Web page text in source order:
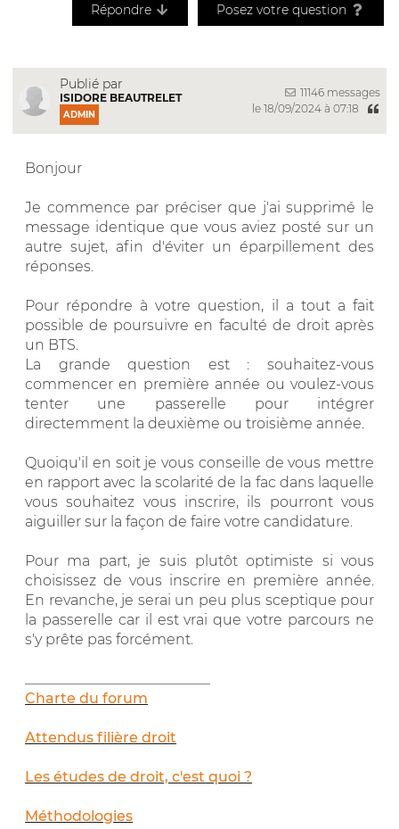
Répondre Posez votre question
Publié par
ISIDORE BEAUTRELET
ADMIN
11146 messages
le 18/09/2024 à 07:18
Bonjour
Je commence par préciser que j'ai supprimé le
message identique que vous aviez posté sur un
autre sujet, afin d'éviter un éparpillement des
réponses.
Pour répondre à votre question, il a tout a fait
possible de poursuivre en faculté de droit après
un BTS.
La grande question est : souhaitez-vous
commencer en première année ou voulez-vous
tenter une passerelle pour intégrer
directemment la deuxième ou troisième année.
Quoiqu'il en soit je vous conseille de vous mettre
en rapport avec la scolarité de la fac dans laquelle
vous souhaitez vous inscrire, ils pourront vous
aiguiller sur la façon de faire votre candidature.
Pour ma part, je suis plutôt optimiste si vous
choisissez de vous inscrire en première année.
En revanche, je serai un peu plus sceptique pour
la passerelle car il est vrai que votre parcours ne
s'y prête pas forcément.
Charte du forum
Attendus filière droit
Les études de droit, c'est quoi ?
Méthodologies